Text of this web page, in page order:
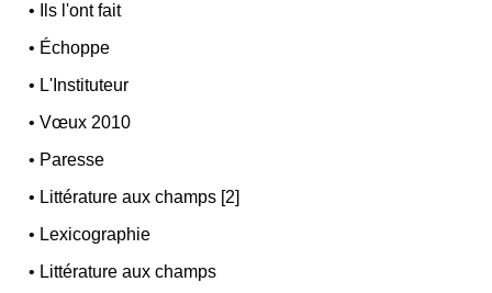
•
Ils l'ont fait
• Échoppe
• L'Instituteur
•Vœux 2010
• Paresse
• Littérature aux champs [2]
• Lexicographie
• Littérature aux champs